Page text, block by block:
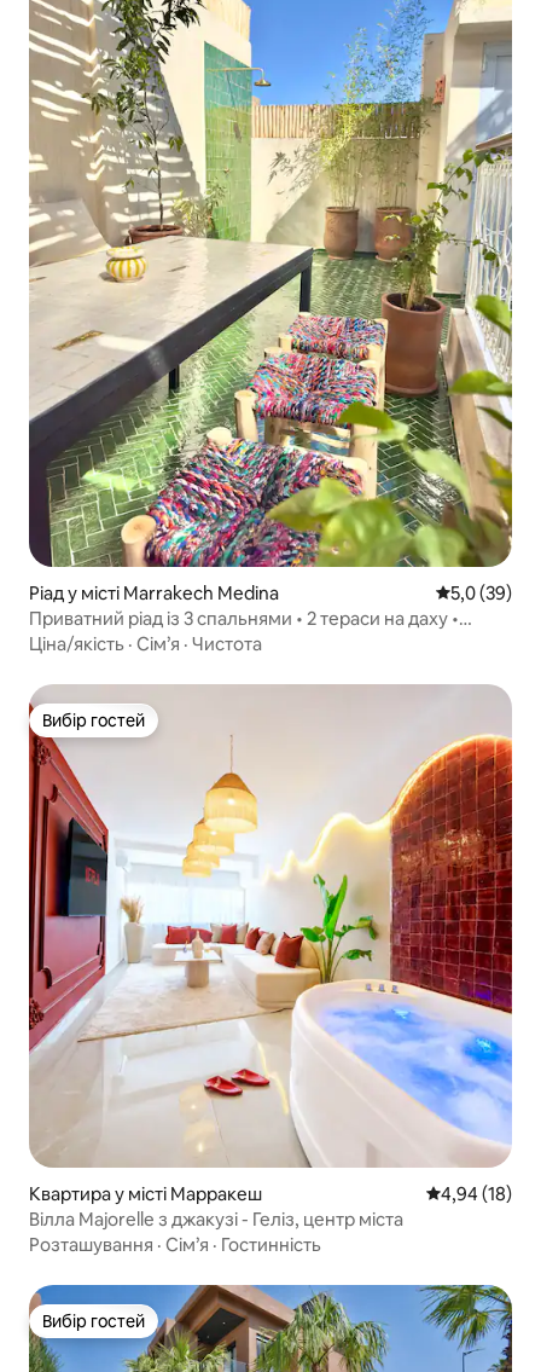
Ріад у місті Marrakech Medina Середня
5,0 (39)
Приватний ріад із 3 спальнями • 2 тераси на даху •
5 хвилин до Джемаа-ель-Фна
Ціна/якість · Сім’я · Чистота
Вибір гостей
Вибір гостей
Квартира у місті Марракеш Середня
4,94 (18)
Вілла Majorelle з джакузі - Геліз, центр міста
Розташування · Сім’я · Гостинність
Вибір гостей
Вибір гостей